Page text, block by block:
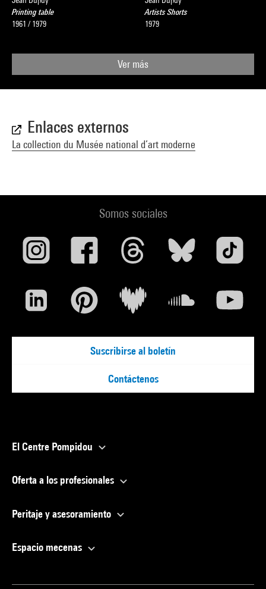
Printing table
1961 / 1979
Artists Shorts
1979
Ver más
Enlaces externos
La collection du Musée national d’art moderne
Somos sociales
Suscribirse al boletín
Contáctenos
El Centre Pompidou
Oferta a los profesionales
Peritaje y asesoramiento
Espacio mecenas